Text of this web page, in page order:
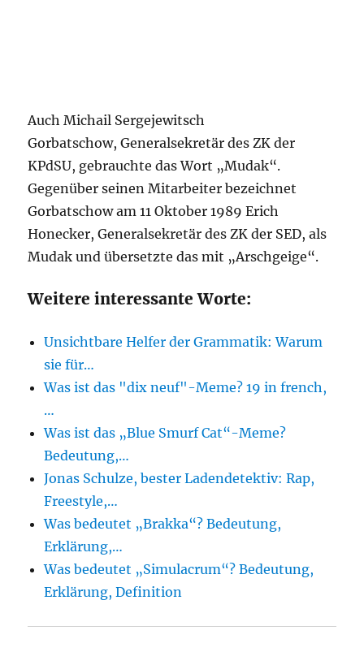
Auch Michail Sergejewitsch
Gorbatschow, Generalsekretär des ZK der
KPdSU, gebrauchte das Wort „Mudak“.
Gegenüber seinen Mitarbeiter bezeichnet
Gorbatschow am 11 Oktober 1989 Erich
Honecker, Generalsekretär des ZK der SED, als
Mudak und übersetzte das mit „Arschgeige“.
Weitere interessante Worte:
Unsichtbare Helfer der Grammatik: Warum
sie für…
Was ist das "dix neuf"-Meme? 19 in french,
…
Was ist das „Blue Smurf Cat“-Meme?
Bedeutung,…
Jonas Schulze, bester Ladendetektiv: Rap,
Freestyle,…
Was bedeutet „Brakka“? Bedeutung,
Erklärung,…
Was bedeutet „Simulacrum“? Bedeutung,
Erklärung, Definition